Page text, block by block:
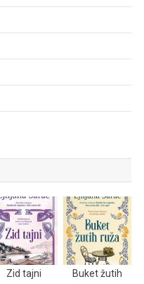
Zid tajni
Buket žutih